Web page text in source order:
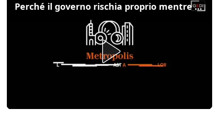
Perché il governo rischia proprio mentre abbassa le bollette. Con Bonino, Sibilia, Viola e Zan - Integrale